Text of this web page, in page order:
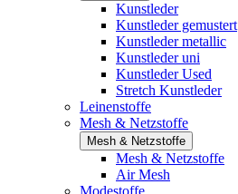
Kunstleder
Kunstleder gemustert
Kunstleder metallic
Kunstleder uni
Kunstleder Used
Stretch Kunstleder
Leinenstoffe
Mesh & Netzstoffe
Mesh & Netzstoffe
Mesh & Netzstoffe
Air Mesh
Modestoffe